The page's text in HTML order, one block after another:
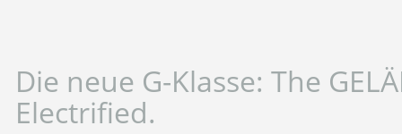
Die neue G-Klasse: The
Electrified.